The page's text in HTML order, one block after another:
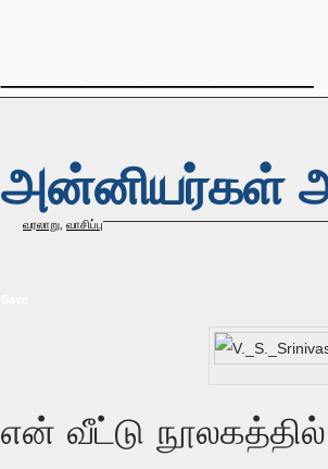
அன்னியர்கள்
வரலாறு வாசிப்பு
என் வீட்டு நூலகத்தில்